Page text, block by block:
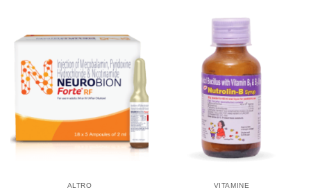
ALTRO VITAMINE